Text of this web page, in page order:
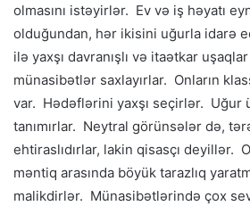
olmasını istəyirlər. Ev və iş həyatı
olduğundan, hər ikisini uğurla idarə
ilə yaxşı davranışlı və itaətkar
münasibətlər saxlayırlar. Onların
var. Hədəflərini yaxşı seçirlər. Uğur
tanımırlar. Neytral görünsələr də,
ehtiraslıdırlar, lakin qisasçı deyillər.
məntiq arasında böyük tarazlıq
malikdirlər. Münasibətlərində çox